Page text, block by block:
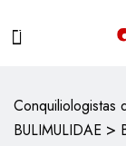
Conquiliologistas
BULIMULIDAE >